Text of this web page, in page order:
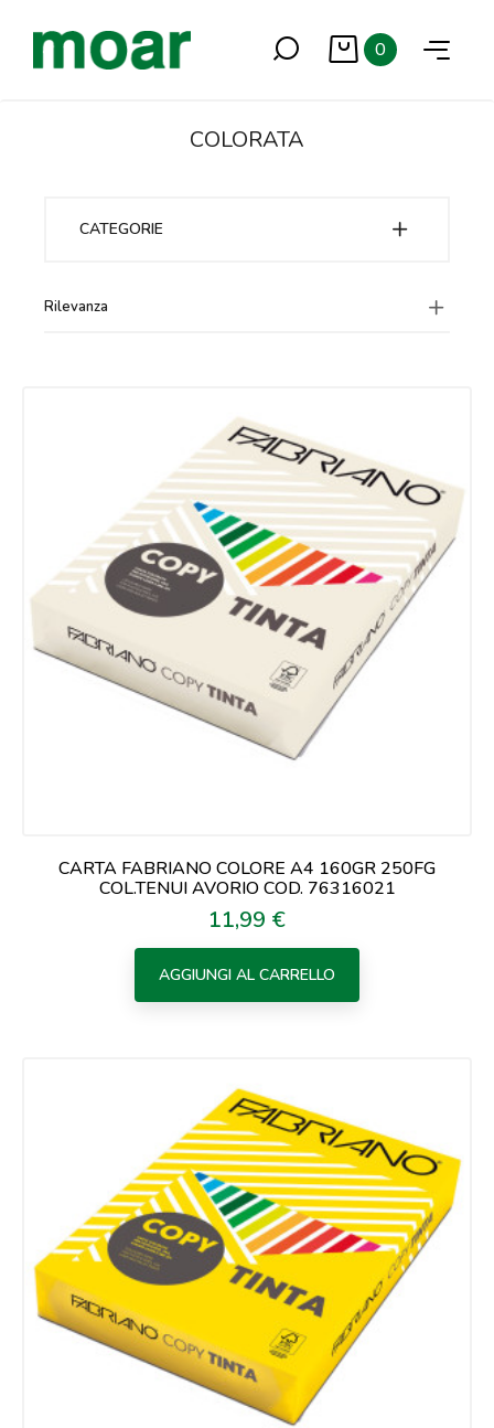
0
COLORATA
CATEGORIE
Rilevanza
CARTA FABRIANO COLORE A4 160GR 250FG
COL.TENUI AVORIO COD. 76316021
Prezzo
11,99 €
AGGIUNGI AL CARRELLO